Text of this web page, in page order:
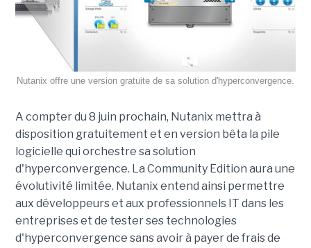
Nutanix offre une version gratuite de sa solution d'hyperconvergence.
A compter du 8 juin prochain, Nutanix mettra à
disposition gratuitement et en version bêta la pile
logicielle qui orchestre sa solution
d'hyperconvergence. La Community Edition aura une
évolutivité limitée. Nutanix entend ainsi permettre
aux développeurs et aux professionnels IT dans les
entreprises et de tester ses technologies
d'hyperconvergence sans avoir à payer de frais de